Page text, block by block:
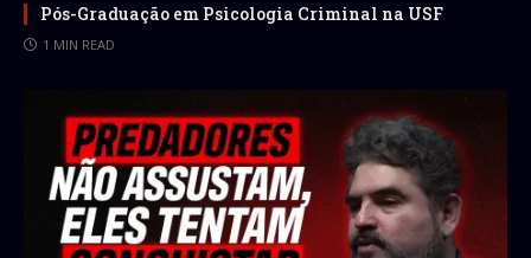
Pós-Graduação em Psicologia Criminal na USF
1 MIN READ